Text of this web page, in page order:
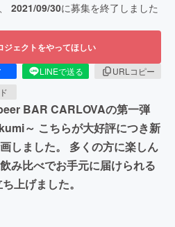
2021/09/30に募集を終了しました
ジェクトをやってほしい
LINEで送る
URLコピー
BAR CARLOVAの第一弾
～ こちらが大好評につき新
しました。 多くの方に楽しん
み比べでお手元に届けられる
上げました。